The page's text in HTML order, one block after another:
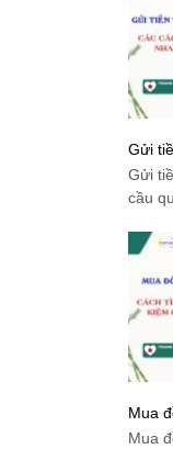
Gửi
cách
kiệm
Gửi
cầu
Mua
mua
Mua